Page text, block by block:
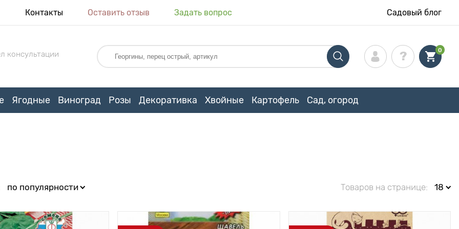
Контакты Оставить отзыв Задать вопрос Садовый блог
консультации 0
Ягодные Виноград Розы Декоративка Хвойные Картофель Сад, огород
по популярности Товаров на странице: 18